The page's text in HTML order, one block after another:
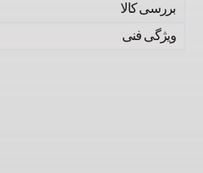
بررسی کالا
ویژگی فنی